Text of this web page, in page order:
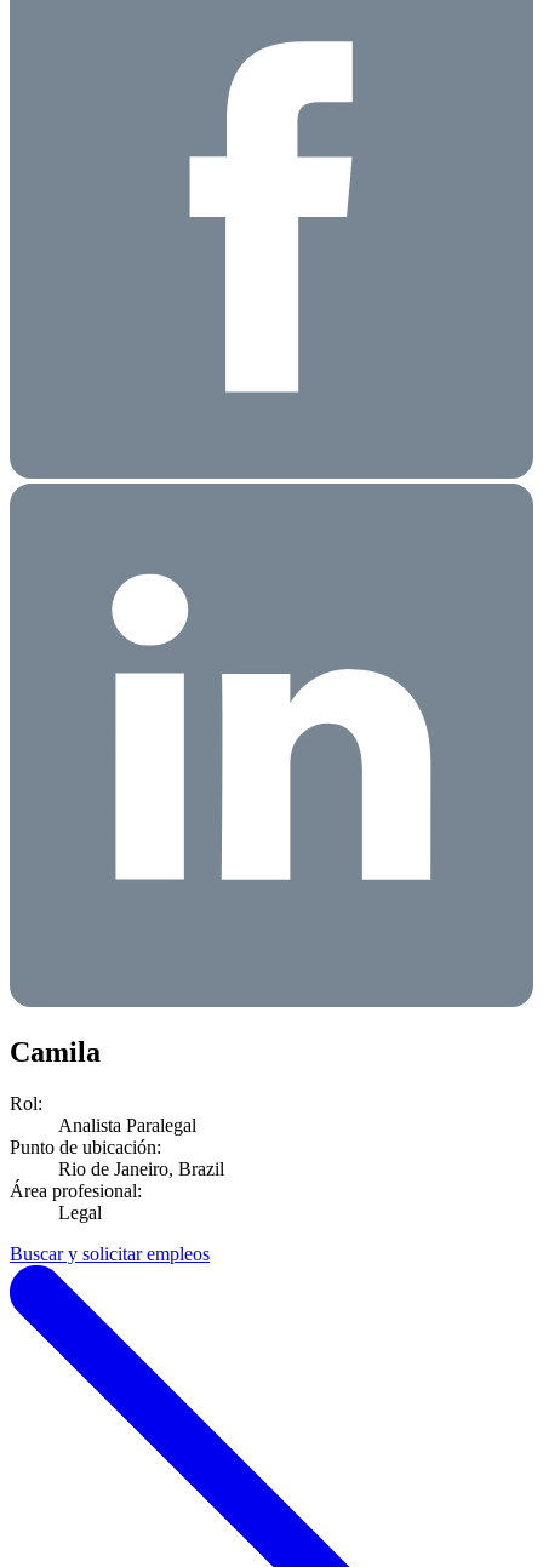
Camila
Rol:
Analista Paralegal
Punto de ubicación:
Rio de Janeiro, Brazil
Área profesional:
Legal
Buscar y solicitar empleos